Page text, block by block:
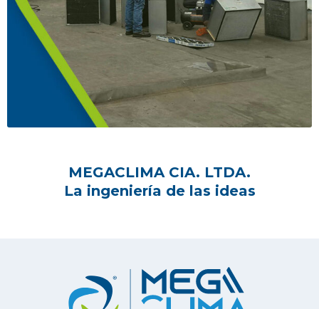
MEGACLIMA CIA. LTDA.
La ingeniería de las ideas